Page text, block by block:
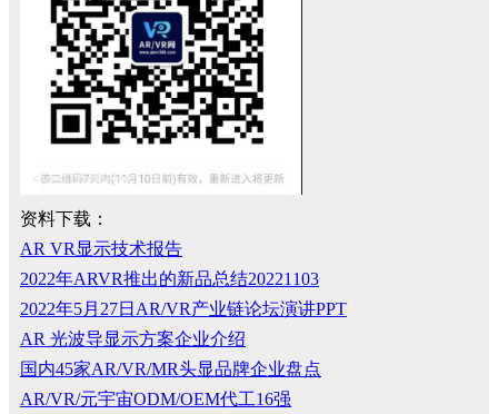
资料下载：
AR VR显示技术报告
2022年ARVR推出的新品总结20221103
2022年5月27日AR/VR产业链论坛演讲PPT
AR 光波导显示方案企业介绍
国内45家AR/VR/MR头显品牌企业盘点
AR/VR/元宇宙ODM/OEM代工16强